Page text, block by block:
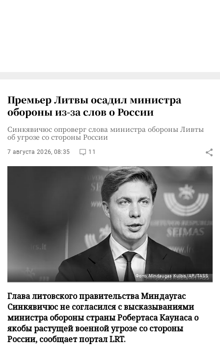
Премьер Литвы осадил министра
обороны из-за слов о России
Синкявичюс опроверг слова министра обороны Ливты
об угрозе со стороны России
7 августа 2026, 08:35 11
Фото: Mindaugas Kulbis/AP/TASS
Глава литовского правительства Миндаугас
Синкявичюс не согласился с высказываниями
министра обороны страны Робертаса Каунаса о
якобы растущей военной угрозе со стороны
России, сообщает портал LRT.